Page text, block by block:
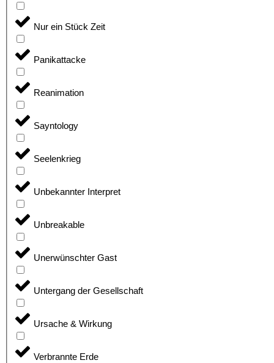
Nur ein Stück Zeit
Panikattacke
Reanimation
Sayntology
Seelenkrieg
Unbekannter Interpret
Unbreakable
Unerwünschter Gast
Untergang der Gesellschaft
Ursache & Wirkung
Verbrannte Erde